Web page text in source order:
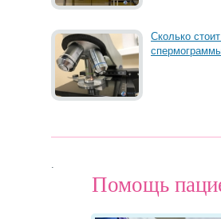
Сколько
Помощь